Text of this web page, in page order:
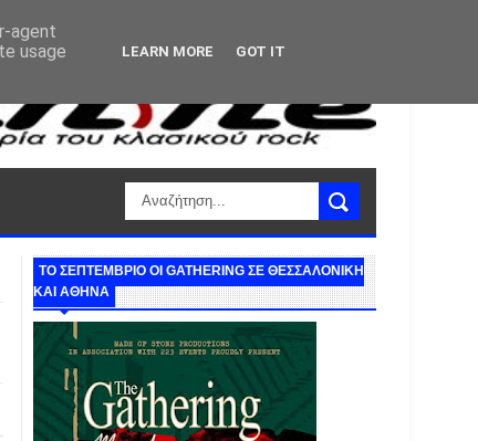
ΤΟ ΣΕΠΤΕΜΒΡΙΟ ΟΙ GATHERING ΣΕ ΘΕΣΣΑΛΟΝΙΚΗ
ΚΑΙ ΑΘΗΝΑ
agent
usage
LEARN MORE GOT IT